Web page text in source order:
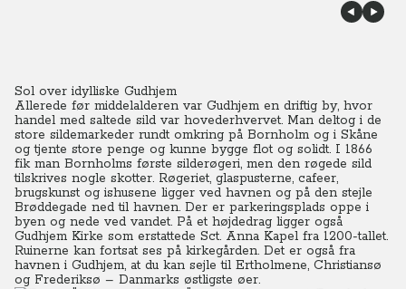
Sol over idylliske Gudhjem
Allerede før middelalderen var Gudhjem en driftig by, hvor
handel med saltede sild var hovederhvervet. Man deltog i de
store sildemarkeder rundt omkring på Bornholm og i Skåne
og tjente store penge og kunne bygge flot og solidt. I 1866
fik man Bornholms første silderøgeri, men den røgede sild
tilskrives nogle skotter. Røgeriet, glaspusterne, cafeer,
brugskunst og ishusene ligger ved havnen og på den stejle
Brøddegade ned til havnen. Der er parkeringsplads oppe i
byen og nede ved vandet. På et højdedrag ligger også
Gudhjem Kirke som erstattede Sct. Anna Kapel fra 1200-tallet.
Ruinerne kan fortsat ses på kirkegården. Det er også fra
havnen i Gudhjem, at du kan sejle til Ertholmene, Christiansø
og Frederiksø – Danmarks østligste øer.